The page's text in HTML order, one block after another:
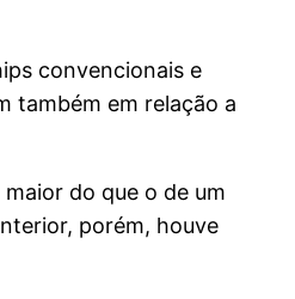
convencionais e
também em relação a
do que o de um
porém, houve